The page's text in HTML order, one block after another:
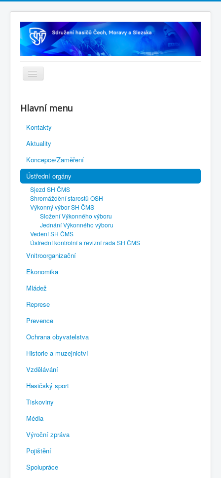
Rejstřík sportu
Novelizace Stanov SH ČMS
Plán činnosti 2026
Kalendář akcí
Výhody pro členy
Portál REDENOX
Hlavní menu
Kontakty
Aktuality
Koncepce/Zaměření
Ústřední orgány
Sjezd SH ČMS
Shromáždění starostů OSH
Výkonný výbor SH ČMS
Složení Výkonného výboru
Jednání Výkonného výboru
Vedení SH ČMS
Ústřední kontrolní a revizní rada SH ČMS
Vnitroorganizační
Ekonomika
Mládež
Represe
Prevence
Ochrana obyvatelstva
Historie a muzejnictví
Vzdělávání
Hasičský sport
Tiskoviny
Média
Výroční zpráva
Pojištění
Spolupráce